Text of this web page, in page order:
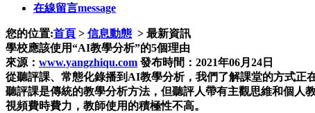
在線留言message
您的位置:首頁 > 信息動態 > 最新資訊
學校應該使用“AI教學分析”的5個理由
來源： www.yangzhiqu.com 發布時間：2021年06月24日
從聽評課、常態化錄播到AI教學分析，我們了解課堂的方式正
聽評課是傳統的教學分析方法，但聽評人帶有主觀思維和個人
視頻費時費力，教師使用的積極性不高。